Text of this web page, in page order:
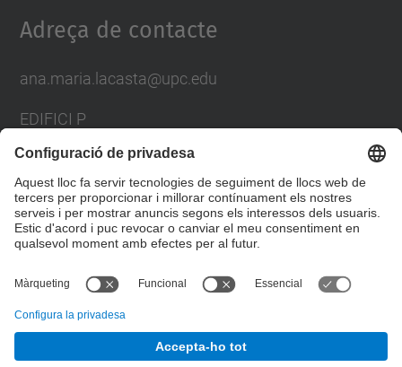
Adreça de contacte
ana.maria.lacasta@upc.edu
EDIFICI P
AV. DOCTOR MARAÑON, 44-50
08028 BARCELONA
SPAIN
Formulari de contacte